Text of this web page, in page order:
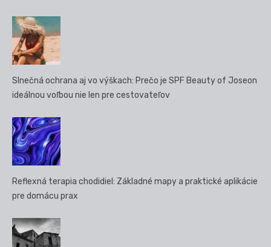
Slnečná ochrana aj vo výškach: Prečo je SPF Beauty of Joseon
ideálnou voľbou nie len pre cestovateľov
Reflexná terapia chodidiel: Základné mapy a praktické aplikácie
pre domácu prax